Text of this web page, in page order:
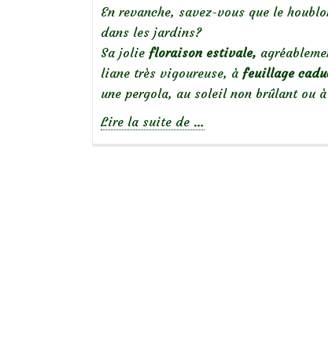
En revanche, savez-vous que le
dans les jardins?
Sa jolie floraison estivale,
liane très vigoureuse, à feuillage
une pergola, au soleil non brûlant ou
Lire la suite de …